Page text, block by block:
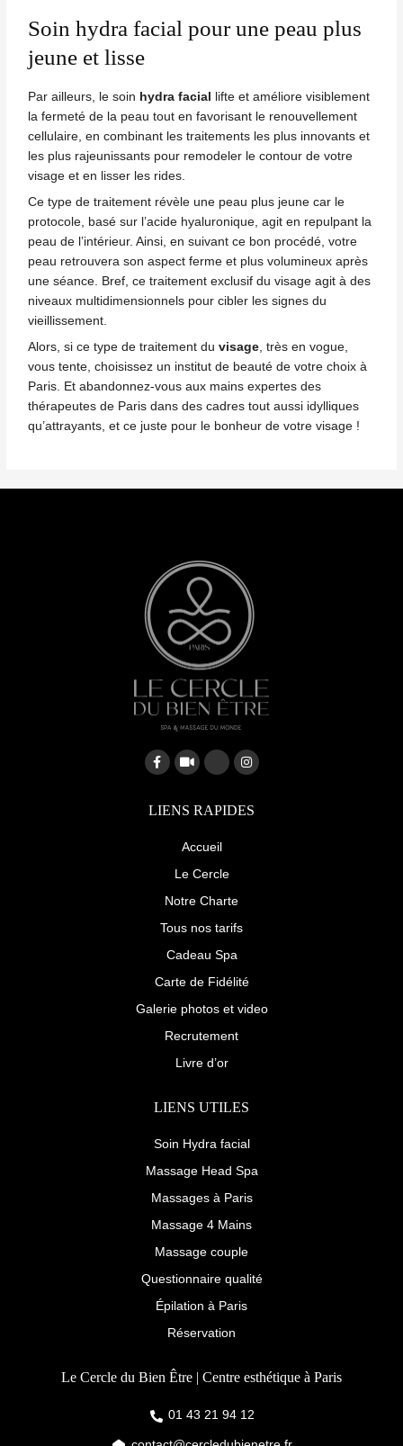
Soin hydra facial pour une peau plus
jeune et lisse
Par ailleurs, le soin hydra facial
lifte et améliore visiblement
la fermeté de la peau tout en favorisant le renouvellement
cellulaire, en combinant les traitements les plus innovants et
les plus rajeunissants pour remodeler le contour de votre
visage et en lisser les rides.
Ce type de traitement révèle une peau plus jeune car le
protocole, basé sur l’acide hyaluronique, agit en repulpant la
peau de l’intérieur. Ainsi, en suivant ce bon procédé, votre
peau retrouvera son aspect ferme et plus volumineux après
une séance. Bref, ce traitement exclusif duvisage agit à des
niveaux multidimensionnels pour cibler les signes du
vieillissement.
Alors, si ce type de traitement duvisage , très en vogue,
vous tente, choisissez un institut de beauté de votre choix à
Paris. Et abandonnez-vous aux mains expertes des
thérapeutes de Paris dans des cadres tout aussi idylliques
qu’attrayants, et ce juste pour le bonheur de votre visage !
F
a
b
o
V
i
o
G
l
e
p
l
u
s
g
I
n
a
g
LIENS RAPIDES
Accueil
Le Cercle
Notre Charte
Tous nos tarifs
Cadeau Spa
Carte de Fidélité
Galerie photos et video
Recrutement
Livre d’or
LIENS UTILES
Soin Hydra facial
Massage Head Spa
Massages à Paris
Massage 4 Mains
Massage couple
Questionnaire qualité
Épilation à Paris
Réservation
Le Cercle du Bien Être | Centre esthétique à Paris
01 43 21 94 12